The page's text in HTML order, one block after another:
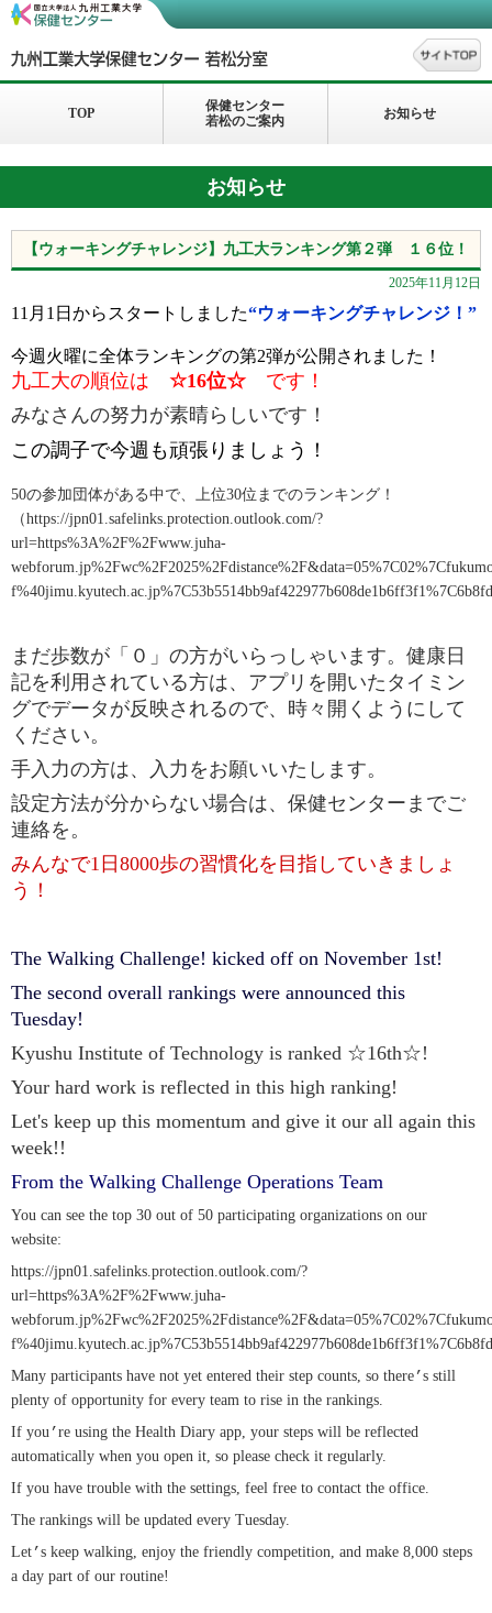
TOP
保健センター
若松のご案内
お知らせ
お知らせ
【ウォーキングチャレンジ】九工大ランキング第２弾 １６位！
2025年11月12日
11月1日からスタートしました“ウォーキングチャレンジ！”
今週火曜に全体ランキングの第2弾が公開されました！
九工大の順位は ☆16位☆ です！
みなさんの努力が素晴らしいです！
この調子で今週も頑張りましょう！
50の参加団体がある中で、上位30位までのランキング！
（https://jpn01.safelinks.protection.outlook.com/?
url=https%3A%2F%2Fwww.juha-
まだ歩数が「０」の方がいらっしゃいます。健康日
記を利用されている方は、アプリを開いたタイミン
グでデータが反映されるので、時々開くようにして
ください。
手入力の方は、入力をお願いいたします。
設定方法が分からない場合は、保健センターまでご
連絡を。
みんなで1 日 8000歩の習慣化を目指していきましょ
う！
The Walking Challenge! kicked off on November 1st!
The second overall rankings were announced this
Tuesday!
Kyushu Institute of Technology is ranked ☆16th☆!
Your hard work is reflected in this high ranking!
Let's keep up this momentum and give it our all again this
week!!
From the Walking Challenge Operations Team
You can see the top 30 out of 50 participating organizations on our
website:
https://jpn01.safelinks.protection.outlook.com/?
url=https%3A%2F%2Fwww.juha-
Many participants have not yet entered their step counts, so there’s still
plenty of opportunity for every team to rise in the rankings.
If you’re using the Health Diary app, your steps will be reflected
automatically when you open it, so please check it regularly.
If you have trouble with the settings, feel free to contact the office.
The rankings will be updated every Tuesday.
Let’s keep walking, enjoy the friendly competition, and make 8,000 steps
a day part of our routine!